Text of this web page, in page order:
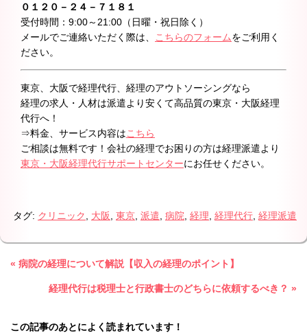
０１２０－２４－７１８１
受付時間：9:00～21:00（日曜・祝日除く）
メールでご連絡いただく際は、
こちらのフォームをご利用く
ださい。
東京、大阪で経理代行、経理のアウトソーシングなら
経理の求人・人材は派遣より安くて高品質の東京・大阪経理
代行へ！
⇒料金、サービス内容はこちら
ご相談は無料です！会社の経理でお困りの方は経理派遣より
東京・大阪経理代行サポートセンターにお任せください。
タグ: クリニック 大阪 東京 派遣 病院 経理 経理代行 経理派遣
« 病院の経理について解説【収入の経理のポイント】
経理代行は税理士と行政書士のどちらに依頼するべき？ »
この記事のあとによく読まれています！